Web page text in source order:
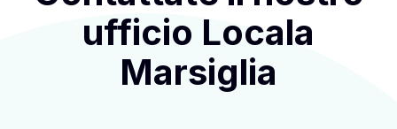
ufficio Locala
Marsiglia